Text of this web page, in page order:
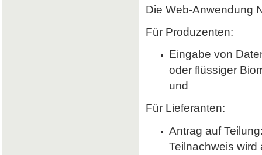
Die Web-Anwendung
Für Produzenten:
Eingabe von
oder flüssiger
und
Für Lieferanten:
Antrag auf
Teilnachweis wird